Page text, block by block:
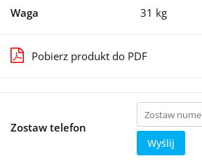
Waga 31 kg
Pobierz produkt do PDF
Zostaw telefon
Wyślij